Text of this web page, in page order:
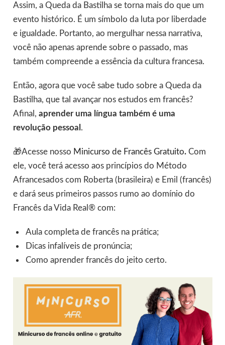
Assim, a Queda da Bastilha se torna mais do que um
evento histórico. É um símbolo da luta por liberdade
e igualdade. Portanto, ao mergulhar nessa narrativa,
você não apenas aprende sobre o passado, mas
também compreende a essência da cultura francesa.
Então, agora que você sabe tudo sobre a Queda da
Bastilha, que tal avançar nos estudos em francês?
Afinal, aprender uma língua também é uma
revolução pessoal .
🎁Acesse nosso Minicurso de Francês Gratuito. Com
ele, você terá acesso aos princípios do Método
Afrancesados com Roberta (brasileira) e Emil (francês)
e dará seus primeiros passos rumo ao domínio do
Francês da Vida Real® com:
Aula completa de francês na prática;
Dicas infalíveis de pronúncia;
Como aprender francês do jeito certo.